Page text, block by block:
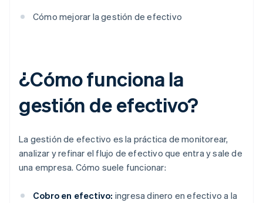
Cómo mejorar la gestión de efectivo
¿Cómo funciona la
gestión de efectivo?
La gestión de efectivo es la práctica de monitorear,
analizar y refinar el flujo de efectivo que entra y sale de
una empresa. Cómo suele funcionar:
Cobro en efectivo: ingresa dinero en efectivo a la